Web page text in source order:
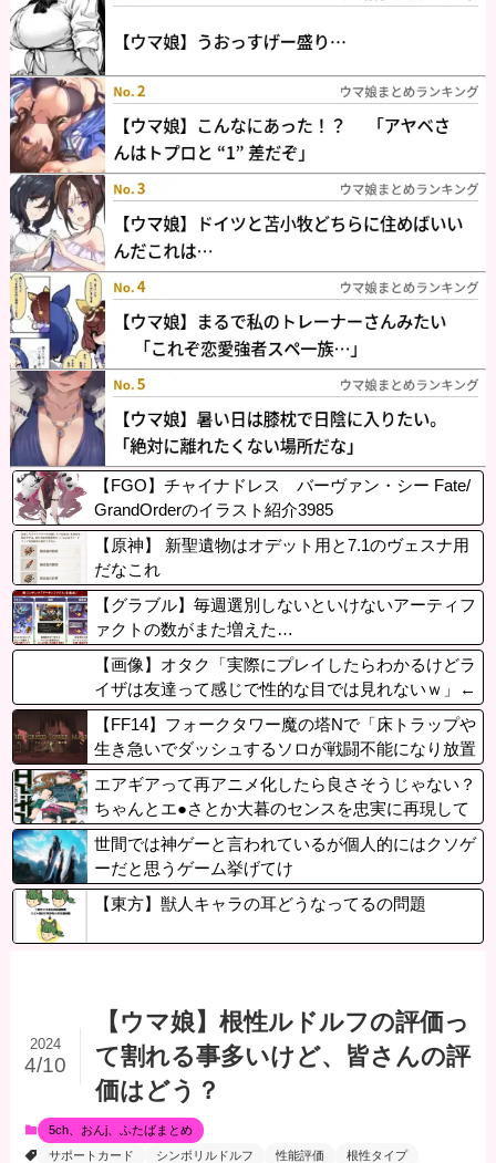
【FGO】チャイナドレス バーヴァン・シー Fate/
GrandOrderのイラスト紹介3985
【原神】 新聖遺物はオデット用と7.1のヴェスナ用
だなこれ
【グラブル】毎週選別しないといけないアーティフ
ァクトの数がまた増えた…
【画像】オタク「実際にプレイしたらわかるけどラ
イザは友達って感じで性的な目では見れないｗ」←
これ
【FF14】フォークタワー魔の塔Nで「床トラップや
生き急いでダッシュするソロが戦闘不能になり放置
され退出」がたまにある模様
エアギアって再アニメ化したら良さそうじゃない？
ちゃんとエ●さとか大暮のセンスを忠実に再現して
世間では神ゲーと言われているが個人的にはクソゲ
ーだと思うゲーム挙げてけ
【東方】獣人キャラの耳どうなってるの問題
【ウマ娘】根性ルドルフの評価っ
て割れる事多いけど、皆さんの評
価はどう？
2024
4/10
5ch、おんj、ふたばまとめ
サポートカード
シンボリルドルフ 性能評価 根性タイプ